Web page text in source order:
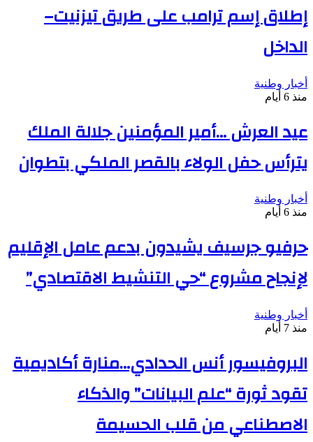
إطلاق إسم ترامب على طريق تيزنيت–
الداخل
أخبار وطنية
منذ 6 أيام
عيد العرش …أمير المؤمنين جلالة الملك
يترأس حفل الولاء بالقصر الملكي بتطوان
أخبار وطنية
منذ 6 أيام
حرفيو جرسيف يشيدون بدعم عامل الإقليم
لإنجاح مشروع “حي التنشيط الاقتصادي”
أخبار وطنية
منذ 7 أيام
البروفيسور أنس الحدادي…منارة أكاديمية
تقود ثورة “علم البيانات” والذكاء
الاصطناعي من قلب الحسيمة